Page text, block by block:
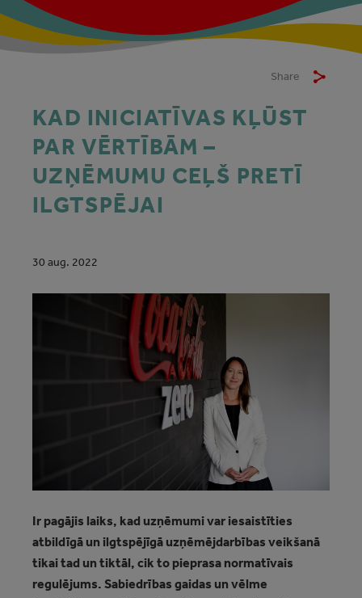
Share
KAD INICIATĪVAS KĻŪST
PAR VĒRTĪBĀM –
UZŅĒMUMU CEĻŠ PRETĪ
ILGTSPĒJAI
30 aug. 2022
Ir pagājis laiks, kad uzņēmumi var iesaistīties
atbildīgā un ilgtspējīgā uzņēmējdarbības veikšanā
tikai tad un tiktāl, cik to pieprasa normatīvais
regulējums. Sabiedrības gaidas un vēlme